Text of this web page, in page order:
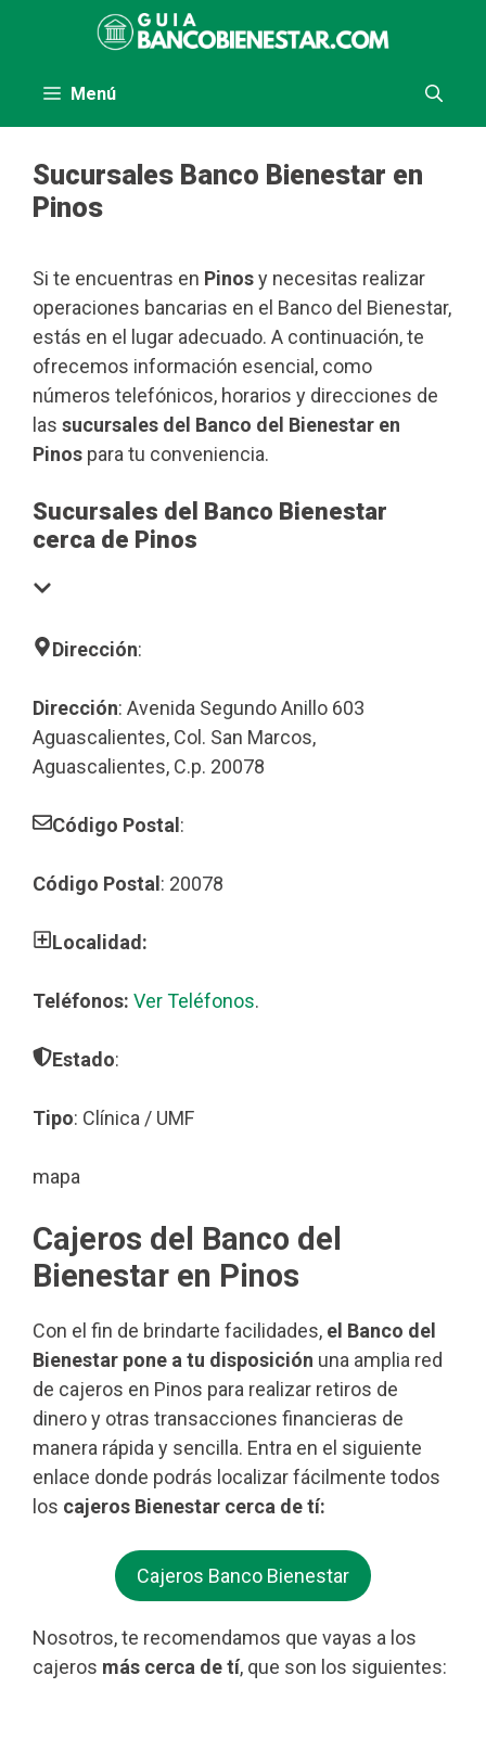
Menú
Sucursales Banco Bienestar en
Pinos
Si te encuentras en Pinosy necesitas realizar
operaciones bancarias en el Banco del Bienestar,
estás en el lugar adecuado. A continuación, te
ofrecemos información esencial, como
números telefónicos, horarios y direcciones de
las sucursales del Banco del Bienestar en
Pinos para tu conveniencia.
Sucursales del Banco Bienestar
cerca de Pinos
Dirección:
Dirección: Avenida Segundo Anillo 603
Aguascalientes, Col. San Marcos,
Aguascalientes, C.p. 20078
Código Postal :
Código Postal : 20078
Localidad:
Teléfonos: Ver Teléfonos.
Estado:
Tipo: Clínica / UMF
mapa
Cajeros del Banco del
Bienestar en Pinos
Con el fin de brindarte facilidades, el Banco del
Bienestar pone a tu disposición una amplia red
de cajeros en Pinos para realizar retiros de
dinero y otras transacciones financieras de
manera rápida y sencilla. Entra en el siguiente
enlace donde podrás localizar fácilmente todos
los cajeros Bienestar cerca de tí:
Cajeros Banco Bienestar
Nosotros, te recomendamos que vayas a los
cajeros más cerca de tí, que son los siguientes: